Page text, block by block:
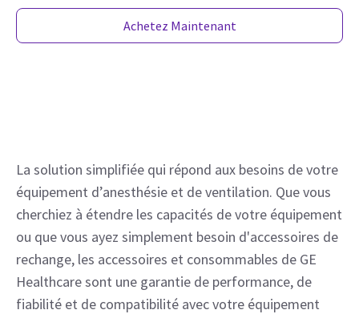
Achetez Maintenant
La solution simplifiée qui répond aux besoins de votre
équipement d’anesthésie et de ventilation. Que vous
cherchiez à étendre les capacités de votre équipement
ou que vous ayez simplement besoin d'accessoires de
rechange, les accessoires et consommables de GE
Healthcare sont une garantie de performance, de
fiabilité et de compatibilité avec votre équipement